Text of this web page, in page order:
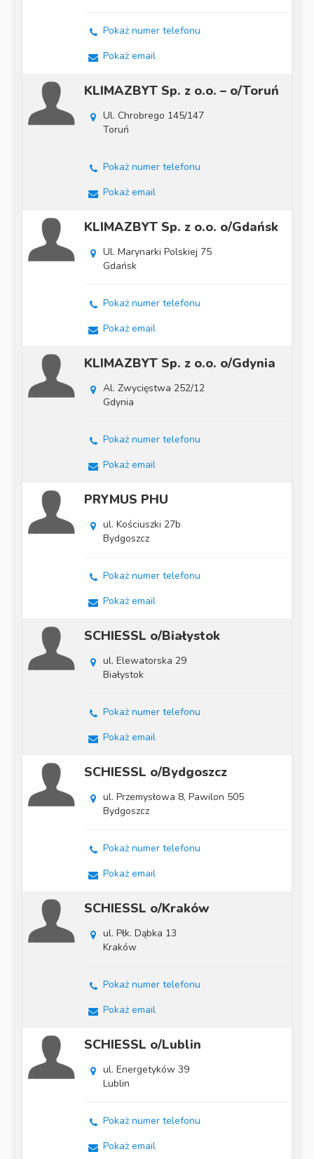
Pokaż numer telefonu
Pokaż email
KLIMAZBYT Sp. z o.o. – o/Toruń
Ul. Chrobrego 145/147
Toruń
Pokaż numer telefonu
Pokaż email
KLIMAZBYT Sp. z o.o. o/Gdańsk
Ul. Marynarki Polskiej 75
Gdańsk
Pokaż numer telefonu
Pokaż email
KLIMAZBYT Sp. z o.o. o/Gdynia
Al. Zwycięstwa 252/12
Gdynia
Pokaż numer telefonu
Pokaż email
PRYMUS PHU
ul. Kościuszki 27b
Bydgoszcz
Pokaż numer telefonu
Pokaż email
SCHIESSL o/Białystok
ul. Elewatorska 29
Białystok
Pokaż numer telefonu
Pokaż email
SCHIESSL o/Bydgoszcz
ul. Przemysłowa 8, Pawilon 505
Bydgoszcz
Pokaż numer telefonu
Pokaż email
SCHIESSL o/Kraków
ul. Płk. Dąbka 13
Kraków
Pokaż numer telefonu
Pokaż email
SCHIESSL o/Lublin
ul. Energetyków 39
Lublin
Pokaż numer telefonu
Pokaż email